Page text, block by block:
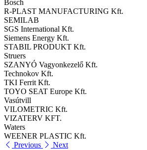
Bosch
R-PLAST MANUFACTURING Kft.
SEMILAB
SGS International Kft.
Siemens Energy Kft.
STABIL PRODUKT Kft.
Struers
SZANYÓ Vagyonkezelő Kft.
Technokov Kft.
TKI Ferrit Kft.
TOYO SEAT Europe Kft.
Vasútvill
VILOMETRIC Kft.
VIZATERV KFT.
Waters
WEENER PLASTIC Kft.
Previous
Next